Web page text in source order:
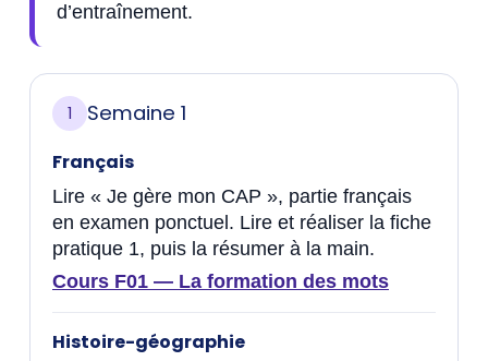
d’entraînement.
1 Semaine 1
Français
Lire « Je gère mon CAP », partie français
en examen ponctuel. Lire et réaliser la fiche
pratique 1, puis la résumer à la main.
Cours F01 — La formation des mots
Histoire-géographie